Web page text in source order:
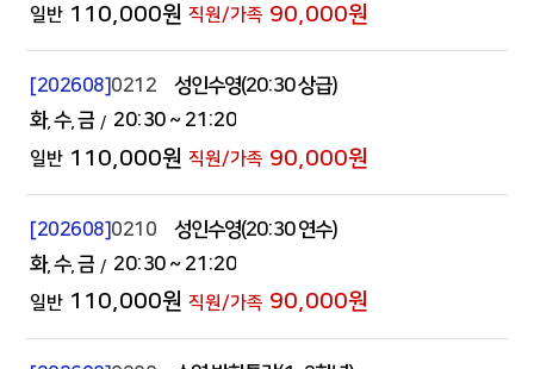
110,000원 90,000원
[202608]0212
성인수영(20:30 상급)
화 수 금 20:30 ~ 21:20
110,000원 90,000원
[202608]0210
성인수영(20:30 연수)
화 수 금 20:30 ~ 21:20
110,000원 90,000원